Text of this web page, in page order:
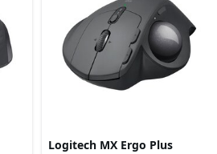
Logitech MX Ergo Plus